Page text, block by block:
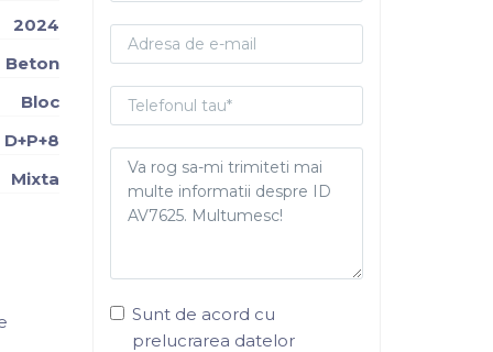
2024
Beton
Bloc
D+P+8
Mixta
Sunt de acord cu
prelucrarea datelor